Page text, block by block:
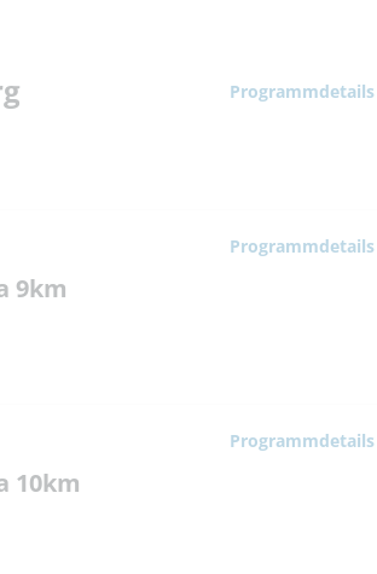
Programmdetails
Programmdetails
9km
Programmdetails
10km